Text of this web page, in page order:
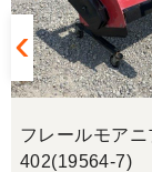
フレールモア
402(19564-7)